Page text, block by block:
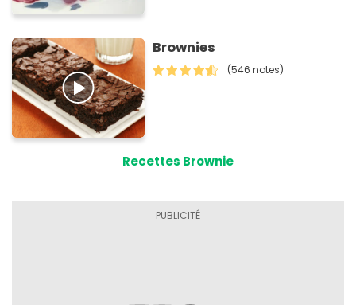
Brownies
(546 notes)
Recettes Brownie